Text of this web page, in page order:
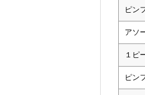
ピン
アソ
１ピ
ピン